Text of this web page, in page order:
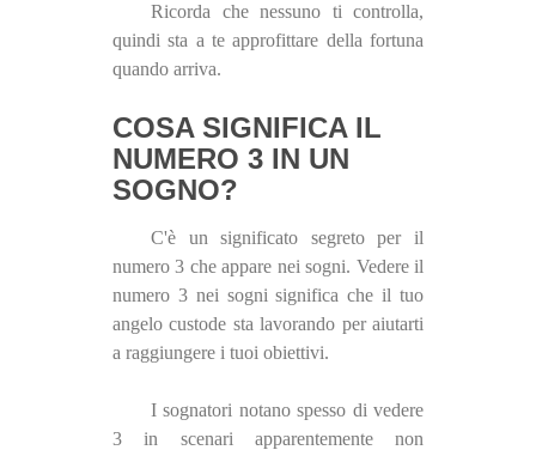
Ricorda che nessuno ti controlla,
quindi sta a te approfittare della fortuna
quando arriva.
COSA SIGNIFICA IL
NUMERO 3 IN UN
SOGNO?
C'è un significato segreto per il
numero 3 che appare nei sogni. Vedere il
numero 3 nei sogni significa che il tuo
angelo custode sta lavorando per aiutarti
a raggiungere i tuoi obiettivi.
I sognatori notano spesso di vedere
3 in scenari apparentemente non